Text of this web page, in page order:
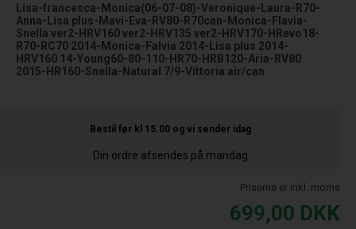
Lisa-francesca-Monica(06-07-08)-Veronique-Laura-R70-
Anna-Lisa plus-Mavi-Eva-RV80-R70can-Monica-Flavia-
Snella ver2-HRV160 ver2-HRV135 ver2-HRV170-HRevo18-
R70-RC70 2014-Monica-Falvia 2014-Lisa plus 2014-
HRV160 14-Young60-80-110-HR70-HRB120-Aria-RV80
2015-HR160-Snella-Natural 7/9-Vittoria air/can
Bestil før kl 15.00 og vi sender idag
Din ordre afsendes på mandag
Priserne er inkl. moms
699,00 DKK